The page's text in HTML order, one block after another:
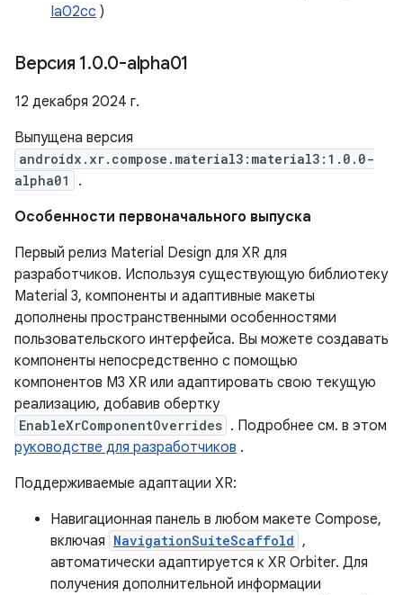
Ia02cc )
Версия 1.0.0-alpha01
12 декабря 2024 г.
Выпущена версия
androidx.xr.compose.material3:material3:1.0.0-
alpha01
.
Особенности первоначального выпуска
Первый релиз Material Design для XR для
разработчиков. Используя существующую библиотеку
Material 3, компоненты и адаптивные макеты
дополнены пространственными особенностями
пользовательского интерфейса. Вы можете создавать
компоненты непосредственно с помощью
компонентов M3 XR или адаптировать свою текущую
реализацию, добавив обертку
EnableXrComponentOverrides . Подробнее см. в этом
руководстве для разработчиков .
Поддерживаемые адаптации XR:
Навигационная панель в любом макете Compose,
включая NavigationSuiteScaffold ,
автоматически адаптируется к XR Orbiter. Для
получения дополнительной информации